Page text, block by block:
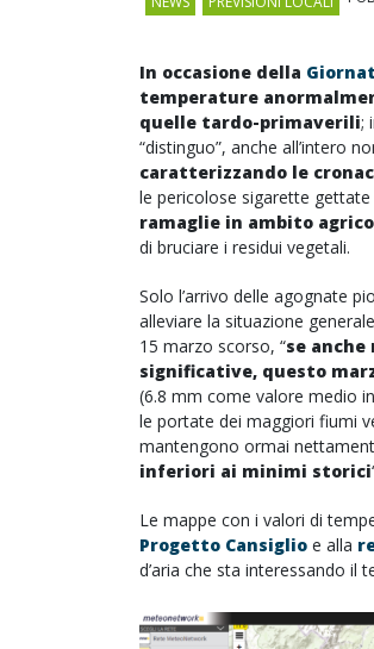
In occasione della
temperature
quelle tardo-primaverili;
“distinguo”, anche all’intero
caratterizzando le
le pericolose sigarette
ramaglie in ambito
di bruciare i residui vegetali.
Solo l’arrivo delle agognate
alleviare la situazione
15 marzo scorso, “se
significative, questo
(6.8 mm come valore medio
le portate dei maggiori fiumi
mantengono ormai
inferiori ai minimi storici
Le mappe con i valori di
Progetto Cansiglio e alla
d’aria che sta interessando il